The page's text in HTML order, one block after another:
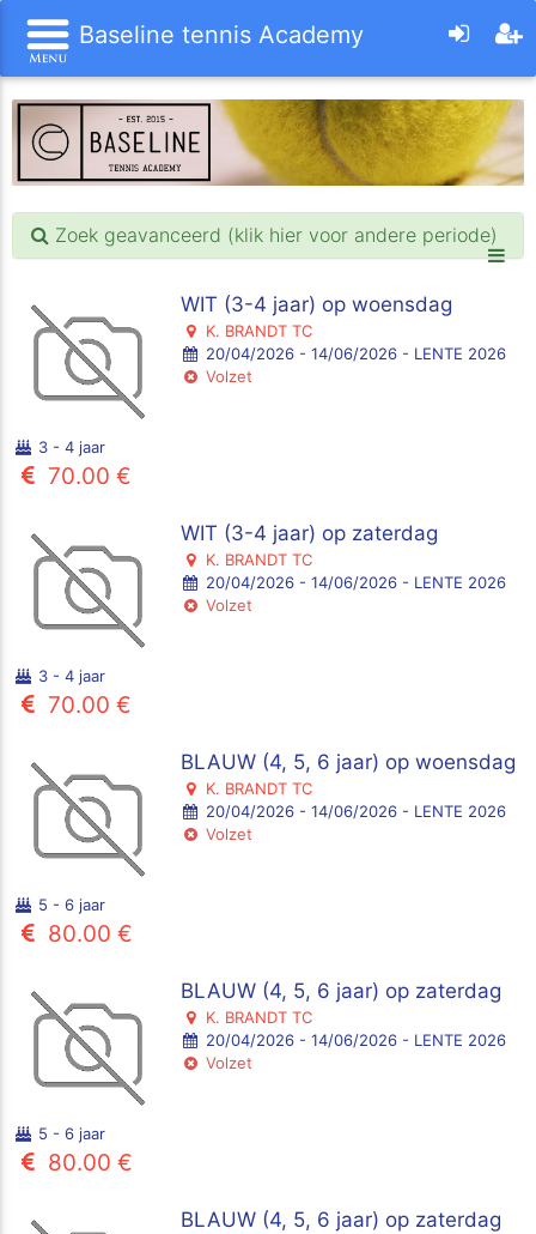
Baseline tennis Academy
Zoek geavanceerd (klik hier voor andere periode)
WIT (3-4 jaar) op woensdag
K. BRANDT TC
20/04/2026 - 14/06/2026 - LENTE 2026
Volzet
3 - 4 jaar
70.00 €
WIT (3-4 jaar) op zaterdag
K. BRANDT TC
20/04/2026 - 14/06/2026 - LENTE 2026
Volzet
3 - 4 jaar
70.00 €
BLAUW (4, 5, 6 jaar) op woensdag
K. BRANDT TC
20/04/2026 - 14/06/2026 - LENTE 2026
Volzet
5 - 6 jaar
80.00 €
BLAUW (4, 5, 6 jaar) op zaterdag
K. BRANDT TC
20/04/2026 - 14/06/2026 - LENTE 2026
Volzet
5 - 6 jaar
80.00 €
BLAUW (4, 5, 6 jaar) op zaterdag